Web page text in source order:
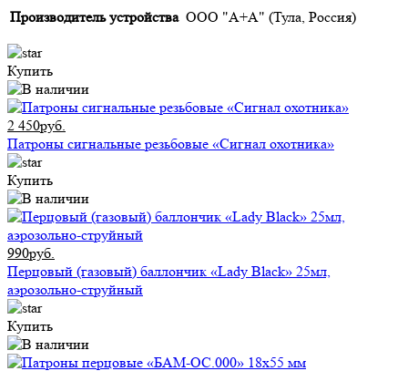
Производитель устройства ООО "А+А" (Тула, Россия)
Купить
2 450руб.
Патроны сигнальные резьбовые «Сигнал охотника»
Купить
990руб.
Перцовый (газовый) баллончик «Lady Black» 25мл,
аэрозольно-струйный
Купить